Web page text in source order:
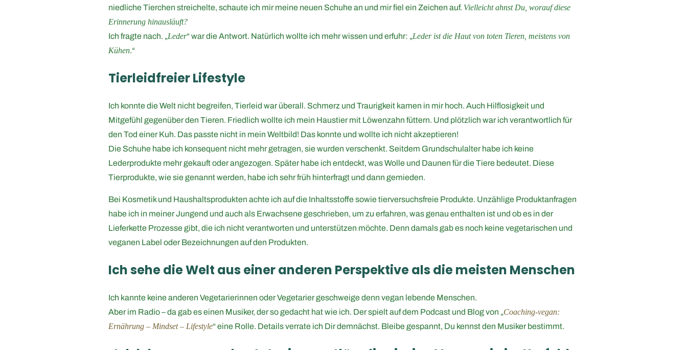
niedliche Tierchen streichelte, schaute ich mir meine neuen Schuhe an und mir fiel ein Zeichen auf. Vielleicht ahnst Du, worauf diese
Erinnerung hinausläuft?
Ich fragte nach. „Leder“ war die Antwort. Natürlich wollte ich mehr wissen und erfuhr: „Leder ist die Haut von toten Tieren, meistens von
Kühen.“
Tierleidfreier Lifestyle
Ich konnte die Welt nicht begreifen, Tierleid war überall. Schmerz und Traurigkeit kamen in mir hoch. Auch Hilflosigkeit und
Mitgefühl gegenüber den Tieren. Friedlich wollte ich mein Haustier mit Löwenzahn füttern. Und plötzlich war ich verantwortlich für
den Tod einer Kuh. Das passte nicht in mein Weltbild! Das konnte und wollte ich nicht akzeptieren!
Die Schuhe habe ich konsequent nicht mehr getragen, sie wurden verschenkt. Seitdem Grundschulalter habe ich keine
Lederprodukte mehr gekauft oder angezogen. Später habe ich entdeckt, was Wolle und Daunen für die Tiere bedeutet. Diese
Tierprodukte, wie sie genannt werden, habe ich sehr früh hinterfragt und dann gemieden.
Bei Kosmetik und Haushaltsprodukten achte ich auf die Inhaltsstoffe sowie tierversuchsfreie Produkte. Unzählige Produktanfragen
habe ich in meiner Jungend und auch als Erwachsene geschrieben, um zu erfahren, was genau enthalten ist und ob es in der
Lieferkette Prozesse gibt, die ich nicht verantworten und unterstützen möchte. Denn damals gab es noch keine vegetarischen und
veganen Label oder Bezeichnungen auf den Produkten.
Ich sehe die Welt aus einer anderen Perspektive als die meisten Menschen
Ich kannte keine anderen Vegetarierinnen oder Vegetarier geschweige denn vegan lebende Menschen.
Aber im Radio – da gab es einen Musiker, der so gedacht hat wie ich. Der spielt auf dem Podcast und Blog von „Coaching-vegan:
Ernährung – Mindset – Lifestyle“ eine Rolle. Details verrate ich Dir demnächst. Bleibe gespannt, Du kennst den Musiker bestimmt.